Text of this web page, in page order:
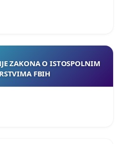
ZAKONA O ISTOSPOLNIM
FBIH